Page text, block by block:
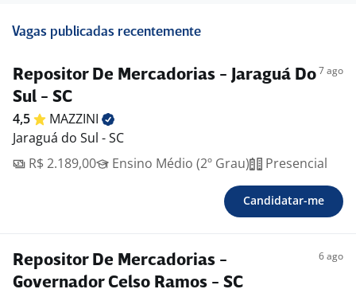
Vagas publicadas recentemente
Repositor De Mercadorias - Jaraguá Do
Sul - SC
7 ago
4,5
MAZZINI
Jaraguá do Sul - SC
R$ 2.189,00
Ensino Médio (2º Grau) Presencial
Candidatar-me
Repositor De Mercadorias -
Governador Celso Ramos - SC
6 ago